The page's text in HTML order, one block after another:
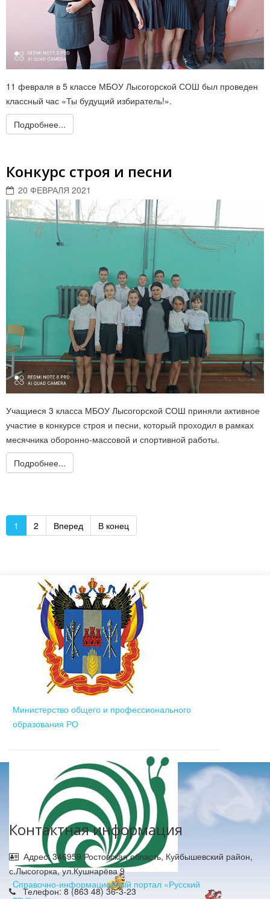
11 февраля в 5 классе МБОУ Лысогорской СОШ был проведен
классный час «Ты будущий избиратель!».
Подробнее...
Конкурс строя и песни
20 ФЕВРАЛЯ 2021
Учащиеся 3 класса МБОУ Лысогорской СОШ приняли активное
участие в конкурсе строя и песни, который проходил в рамках
месячника оборонно-массовой и спортивной работы.
Подробнее...
1 2 Вперед В конец
Министерство общего и профессионального
образования РО
Cправочно-информационный портал «Русский
Контактная информация
Адрес: 346959 Ростовская область, Куйбышевский район,
с.Лысогорка, ул.Кушнарёва 9
Телефон: 8 (863 48) 36-3-23